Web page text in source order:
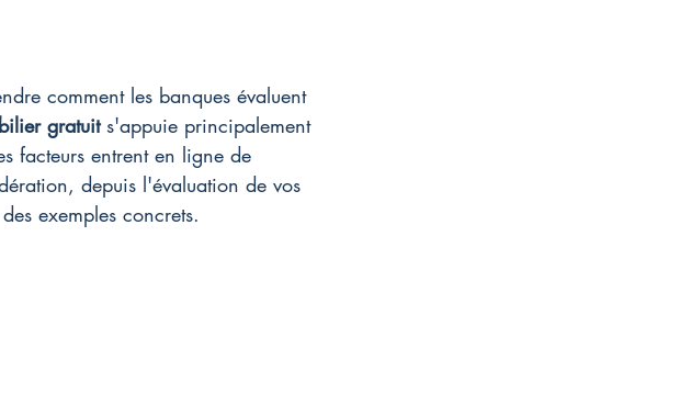
comment les banques évaluent
gratuit s'appuie principalement
facteurs entrent en ligne de
depuis l'évaluation de vos
exemples concrets.